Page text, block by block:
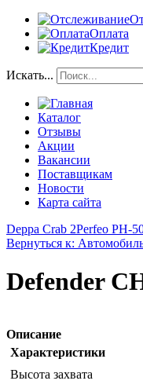
Оплата
Кредит
Искать...
Каталог
Отзывы
Акции
Вакансии
Поставщикам
Новости
Карта сайта
Deppa Crab 2Perfeo PH-
Вернуться к:
Defender
Описание
Характеристики
Высота захвата